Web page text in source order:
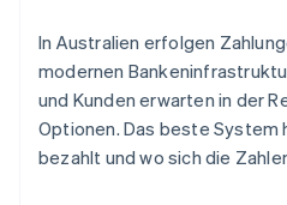
In Australien erfolgen
modernen
und Kunden erwarten in der
Optionen. Das beste System
bezahlt und wo sich die